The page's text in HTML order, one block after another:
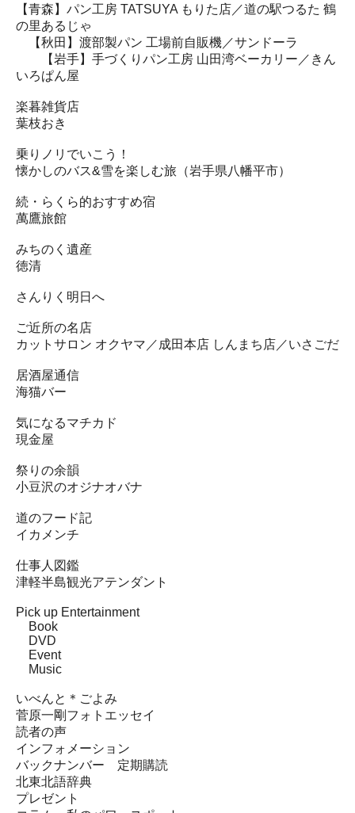
【青森】パン工房 TATSUYA もりた店／道の駅つるた 鶴
の里あるじゃ
【秋田】渡部製パン 工場前自販機／サンドーラ
【岩手】手づくりパン工房 山田湾ベーカリー／きん
いろぱん屋
楽暮雑貨店
葉枝おき
乗りノリでいこう！
懐かしのバス&雪を楽しむ旅（岩手県八幡平市）
続・らくら的おすすめ宿
萬鷹旅館
みちのく遺産
徳清
さんりく明日へ
ご近所の名店
カットサロン オクヤマ／成田本店 しんまち店／いさごだ
居酒屋通信
海猫バー
気になるマチカド
現金屋
祭りの余韻
小豆沢のオジナオバナ
道のフード記
イカメンチ
仕事人図鑑
津軽半島観光アテンダント
Pick up Entertainment
Book
DVD
Event
Music
いべんと＊ごよみ
菅原一剛フォトエッセイ
読者の声
インフォメーション
バックナンバー 定期購読
北東北語辞典
プレゼント